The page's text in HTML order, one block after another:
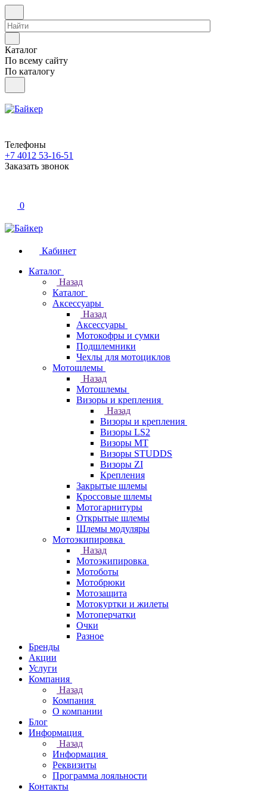
Каталог
По всему сайту
По каталогу
Телефоны
+7 4012 53-16-51
Заказать звонок
0
Кабинет
Каталог
Назад
Каталог
Аксессуары
Назад
Аксессуары
Мотокофры и сумки
Подшлемники
Чехлы для мотоциклов
Мотошлемы
Назад
Мотошлемы
Визоры и крепления
Назад
Визоры и крепления
Визоры LS2
Визоры MT
Визоры STUDDS
Визоры ZI
Крепления
Закрытые шлемы
Кроссовые шлемы
Мотогарнитуры
Открытые шлемы
Шлемы модуляры
Мотоэкипировка
Назад
Мотоэкипировка
Мотоботы
Мотобрюки
Мотозащита
Мотокуртки и жилеты
Мотоперчатки
Очки
Разное
Бренды
Акции
Услуги
Компания
Назад
Компания
О компании
Блог
Информация
Назад
Информация
Реквизиты
Программа лояльности
Контакты